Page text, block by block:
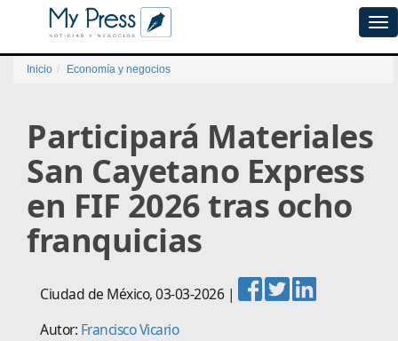
Inicio Economía y negocios
Participará Materiales
San Cayetano Express
en FIF 2026 tras ocho
franquicias
Ciudad de México,03-03-2026|
Autor: Francisco Vicario